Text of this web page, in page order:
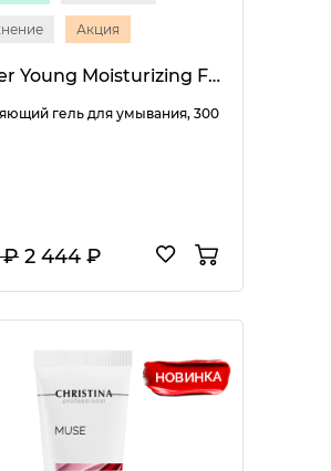
Акция
Forever Young Moisturizing Facial Wash
гель для умывания, 300
₽ 2 444 ₽